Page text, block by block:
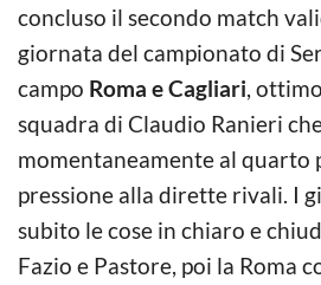
concluso il secondo match
giornata del campionato di
campo Roma e Cagliari,
squadra di Claudio Ranieri
momentaneamente al quarto
pressione alla dirette rivali. I
subito le cose in chiaro e
Fazio e Pastore, poi la Roma